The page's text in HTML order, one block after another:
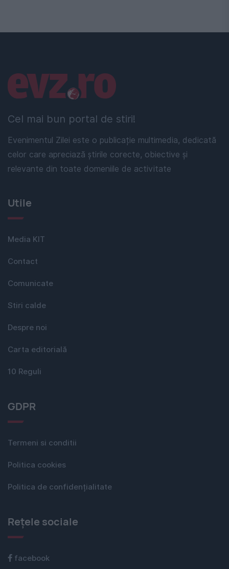
Cel mai bun portal de stiri!
Evenimentul Zilei este o publicație multimedia, dedicată
celor care apreciază știrile corecte, obiective și
relevante din toate domeniile de activitate
Linkuri utile
Utile
Media KIT
Contact
Comunicate
Stiri calde
Despre noi
Carta editorială
10 Reguli
GDPR
Termeni si conditii
Politica cookies
Politica de confidențialitate
Rețele sociale
facebook